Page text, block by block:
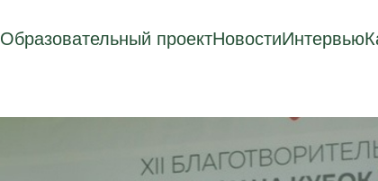
Образовательный проектНовостиИнтервью